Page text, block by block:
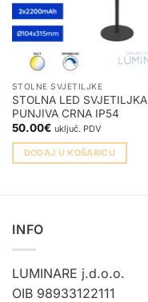
STOLNE SVJETILJKE
STOLNA LED SVJETILJKA
PUNJIVA CRNA IP54
50.00€ uključ. PDV
DODAJ U KOŠARICU
INFO
LUMINARE j.d.o.o.
OIB 98933122111